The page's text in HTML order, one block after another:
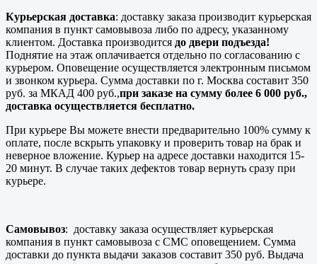
Курьерская доставка: доставку заказа производит курьерская
компания в пункт самовывоза либо по адресу, указанному
клиентом. Доставка производится до двери подъезда!
Поднятие на этаж оплачивается отдельно по согласованию с
курьером. Оповещение осуществляется электронным письмом
и звонком курьера. Сумма доставки по г. Москва составит 350
руб. за МКАД 400 руб.,при заказе на сумму более 6 000 руб.,
доставка осуществляется бесплатно.
При курьере Вы можете внести предварительно 100% сумму к
оплате, после вскрыть упаковку и проверить товар на брак и
неверное вложение. Курьер на адресе доставки находится 15-
20 минут. В случае таких дефектов товар вернуть сразу при
курьере.
Самовывоз: доставку заказа осуществляет курьерская
компания в пункт самовывоза с СМС оповещением. Сумма
доставки до пункта выдачи заказов составит 350 руб. Выдача